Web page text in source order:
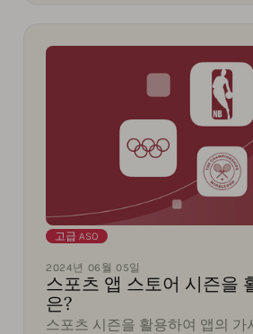
고급 ASO
2024년 06월 05일
스포츠 앱 스토어 시즌을
은?
스포츠 시즌을 활용하여 앱의 가